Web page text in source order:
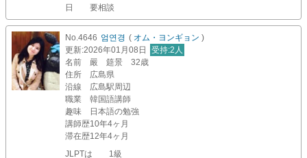
日
要相談
No.4646 엄연경 ( オム・ヨンギョン )
更新:2026年01月08日 受持:2人
名前
嚴 筵景 32歳
住所
広島県
沿線
広島駅周辺
職業
韓国語講師
趣味
日本語の勉強
講師歴10年4ヶ月
滞在歴12年4ヶ月
JLPTは 1級